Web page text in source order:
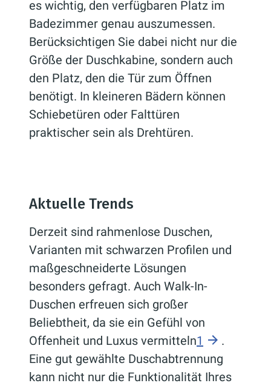
es wichtig, den verfügbaren Platz im
Badezimmer genau auszumessen.
Berücksichtigen Sie dabei nicht nur die
Größe der Duschkabine, sondern auch
den Platz, den die Tür zum Öffnen
benötigt. In kleineren Bädern können
Schiebetüren oder Falttüren
praktischer sein als Drehtüren.
Aktuelle Trends
Derzeit sind rahmenlose Duschen,
Varianten mit schwarzen Profilen und
maßgeschneiderte Lösungen
besonders gefragt. Auch Walk-In-
Duschen erfreuen sich großer
Beliebtheit, da sie ein Gefühl von
Offenheit und Luxus vermitteln1
.
Eine gut gewählte Duschabtrennung
kann nicht nur die Funktionalität Ihres